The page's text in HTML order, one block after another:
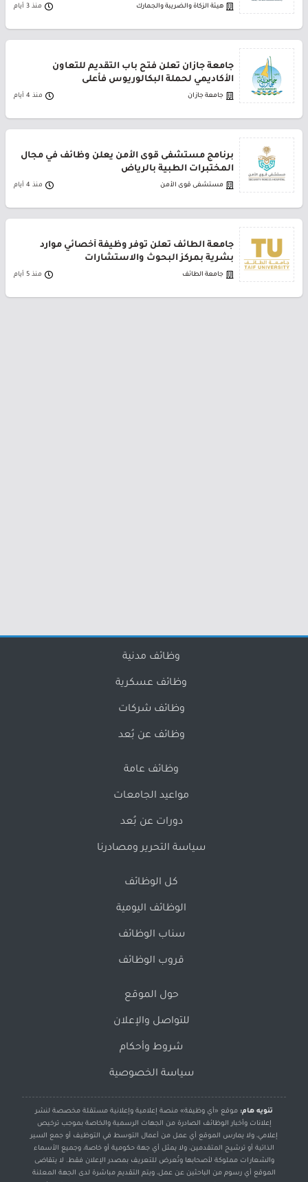
هيئة الزكاة والضريبة والجمارك منذ 3 أيام
جامعة جازان تعلن فتح باب التقديم للتعاون
الأكاديمي لحملة البكالوريوس فأعلى
جامعة جازان منذ 4 أيام
برنامج مستشفى قوى الأمن يعلن وظائف في مجال
المختبرات الطبية بالرياض
مستشفى قوى الأمن منذ 4 أيام
جامعة الطائف تعلن توفر وظيفة أخصائي موارد
بشرية بمركز البحوث والاستشارات
جامعة الطائف منذ 5 أيام
وظائف مدنية
وظائف عسكرية
وظائف شركات
وظائف عن بُعد
وظائف عامة
مواعيد الجامعات
دورات عن بُعد
سياسة التحرير ومصادرنا
كل الوظائف
الوظائف اليومية
سناب الوظائف
قروب الوظائف
حول الموقع
للتواصل والإعلان
شروط وأحكام
سياسة الخصوصية
تنويه هام: موقع «أي وظيفة» منصة إعلامية وإعلانية مستقلة مخصصة لنشر
إعلانات وأخبار الوظائف الصادرة من الجهات الرسمية والخاصة بموجب ترخيص
إعلامي، ولا يمارس الموقع أي عمل من أعمال التوسط في التوظيف أو جمع السير
الذاتية أو ترشيح المتقدمين، ولا يمثل أي جهة حكومية أو خاصة، وجميع الأسماء
والشعارات مملوكة لأصحابها وتُعرض للتعريف بمصدر الإعلان فقط. لا يتقاضى
الموقع أي رسوم من الباحثين عن عمل، ويتم التقديم مباشرة لدى الجهة المعلنة